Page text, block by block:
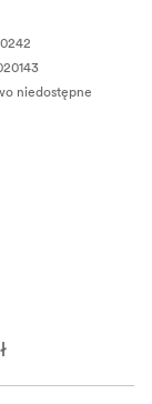
niedostępne